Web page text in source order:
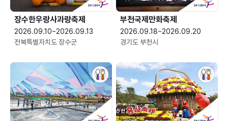
장수한우랑사과랑축제
2026.09.10~2026.09.13
전북특별자치도 장수군
부천국제만화축제
2026.09.18~2026.09.20
경기도 부천시